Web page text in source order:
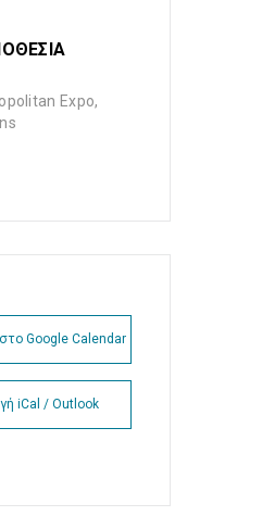
Expo,
Google Calendar
iCal / Outlook